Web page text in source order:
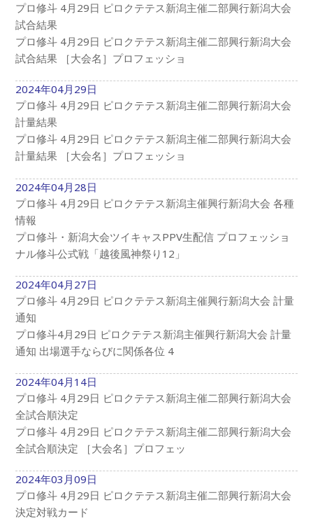
プロ修斗 4月29日 ピロクテテス新潟主催二部興行新潟大会
試合結果
プロ修斗 4月29日 ピロクテテス新潟主催二部興行新潟大会
試合結果 ［大会名］プロフェッショ
2024年04月29日
プロ修斗 4月29日 ピロクテテス新潟主催二部興行新潟大会
計量結果
プロ修斗 4月29日 ピロクテテス新潟主催二部興行新潟大会
計量結果 ［大会名］プロフェッショ
2024年04月28日
プロ修斗 4月29日 ピロクテテス新潟主催興行新潟大会 各種
情報
プロ修斗・新潟大会ツイキャスPPV生配信 プロフェッショ
ナル修斗公式戦「越後風神祭り12」
2024年04月27日
プロ修斗 4月29日 ピロクテテス新潟主催興行新潟大会 計量
通知
プロ修斗4月29日 ピロクテテス新潟主催興行新潟大会 計量
通知 出場選手ならびに関係各位 4
2024年04月14日
プロ修斗 4月29日 ピロクテテス新潟主催二部興行新潟大会
全試合順決定
プロ修斗 4月29日 ピロクテテス新潟主催二部興行新潟大会
全試合順決定 ［大会名］プロフェッ
2024年03月09日
プロ修斗 4月29日 ピロクテテス新潟主催二部興行新潟大会
決定対戦カード